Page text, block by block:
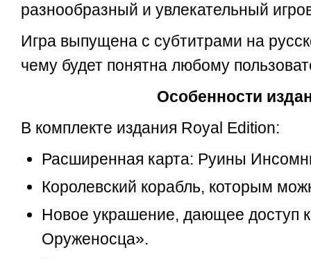
разнообразный и увлекательный
Игра выпущена с субтитрами на
чему будет понятна любому
Особенности
В комплекте издания Royal Edition:
Расширенная карта: Руины
Королевский корабль, которым
Новое украшение, дающее доступ
Оруженосца».